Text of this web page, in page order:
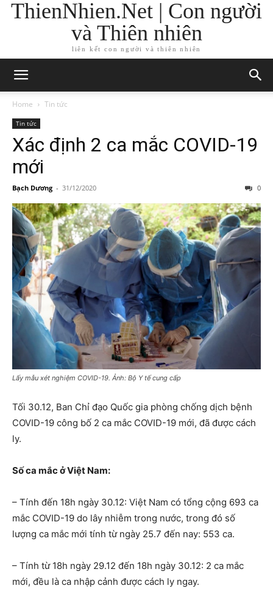
ThienNhien.Net | Con người
và Thiên nhiên
liên kết con người và thiên nhiên
Home Tin tức
Tin tức
Xác định 2 ca mắc COVID-19
mới
Bạch Dương - 31/12/2020 0
Lấy mẫu xét nghiệm COVID-19. Ảnh: Bộ Y tế cung cấp
Tối 30.12, Ban Chỉ đạo Quốc gia phòng chống dịch bệnh
COVID-19 công bố 2 ca mắc COVID-19 mới, đã được cách
ly.
Số ca mắc ở Việt Nam:
– Tính đến 18h ngày 30.12: Việt Nam có tổng cộng 693 ca
mắc COVID-19 do lây nhiễm trong nước, trong đó số
lượng ca mắc mới tính từ ngày 25.7 đến nay: 553 ca.
– Tính từ 18h ngày 29.12 đến 18h ngày 30.12: 2 ca mắc
mới, đều là ca nhập cảnh được cách ly ngay.